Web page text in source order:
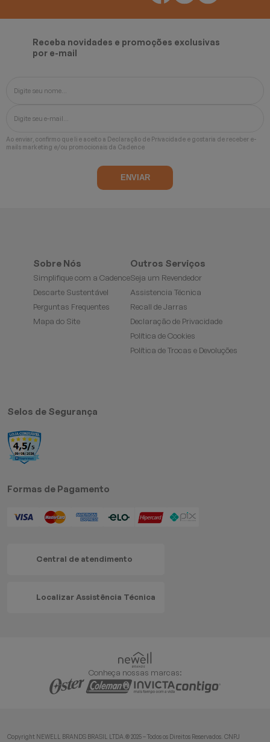
Receba novidades e promoções exclusivas
por e-mail
Ao enviar, confirmo que li e aceito a Declaração de Privacidade e gostaria de receber e-
mails marketing e/ou promocionais da Cadence
Sobre Nós
Simplifique com a Cadence
Descarte Sustentável
Perguntas Frequentes
Mapa do Site
Outros Serviços
Seja um Revendedor
Assistencia Técnica
Recall de Jarras
Declaração de Privacidade
Política de Cookies
Política de Trocas e Devoluções
Selos de Segurança
Formas de Pagamento
Central de atendimento
Localizar Assistência Técnica
Conheça nossas marcas:
Copyright NEWELL BRANDS BRASIL LTDA.® 2025 – Todos os Direitos Reservados. CNPJ